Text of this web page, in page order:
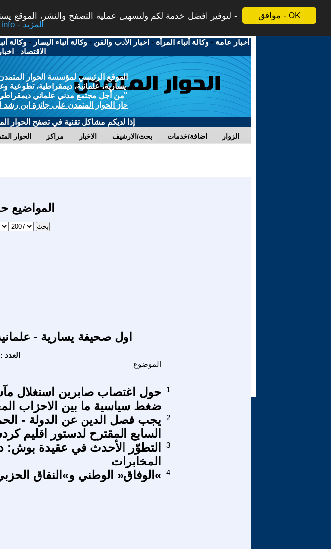
موافق - OK
لتوفير افضل خدمة لكم ولتسهيل عملية التصفح والنشر، الموقع
More info - المزيد
أخبار عامة -وكالة أنباء المرأة - اخبار الأدب والفن -وكالة أنباء اليسار -وكالة
الاقتصاد -
الموقع الرئيسي لمؤسسة الحوار
يسارية، علمانية، ديمقراطية، تطوعية
"من أجل مجتمع مدني علماني ديمقراطي
حاز الحوار المتمدن على جائزة ابن رشد
إذا لديكم مشاكل تقنية في تصفح الحوار
الحوار مراكز الاخبار بحث/الارشيف اضافة/خدمات الزوار
المواضيع
اول صحيفة يسارية -
Saturday - 2/24/2007 - العدد : 1836
الموضوع
حول اغتصاب صابرين استغلال
ضغط سياسية ما بين الاحزاب
1
يجب فصل الدين عن الدولة -
السابع المقترح لدستور اقليم
2
التطوّر الأحدث في عقيدة بوش:
المخابرات
3
»الوفاق« الوطني و»النفاق 4